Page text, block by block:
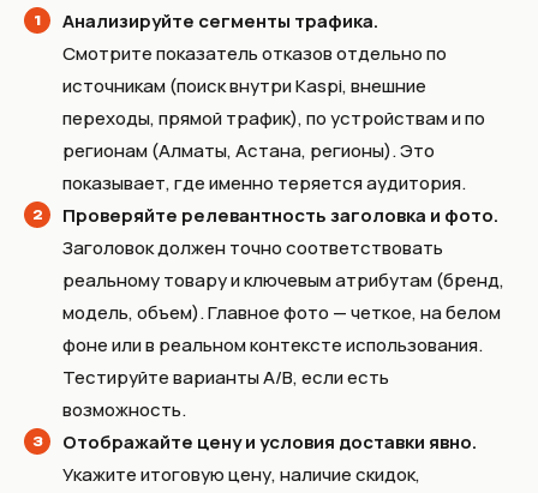
Анализируйте сегменты трафика.
Смотрите показатель отказов отдельно по
источникам (поиск внутри Kaspi, внешние
переходы, прямой трафик), по устройствам и по
регионам (Алматы, Астана, регионы). Это
показывает, где именно теряется аудитория.
Проверяйте релевантность заголовка и фото.
Заголовок должен точно соответствовать
реальному товару и ключевым атрибутам (бренд,
модель, объем). Главное фото — четкое, на белом
фоне или в реальном контексте использования.
Тестируйте варианты A/B, если есть
возможность.
Отображайте цену и условия доставки явно.
Укажите итоговую цену, наличие скидок,